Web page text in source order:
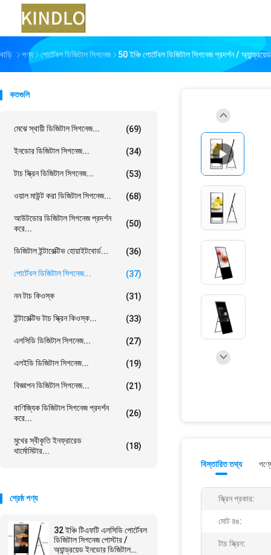
বাড়ি পণ্য পোর্টেবল ডিজিটাল সিগনেজ 50 ইঞ্চি পোর্টেবল ডিজিটাল সিগনেজ প্রদর্শন /
কতগুলি
মেঝে স্থায়ী ডিজিটাল সিগনেজ... (69)
ইনডোর ডিজিটাল সিগনেজ... (34)
টাচ স্ক্রিন ডিজিটাল সিগনেজ... (53)
ওয়াল মাউন্ট করা ডিজিটাল সিগনেজ... (68)
আউটডোর ডিজিটাল সিগনেজ প্রদর্শন
করে...
(50)
ডিজিটাল ইন্টারেক্টিভ হোয়াইটবোর্ড... (36)
পোর্টেবল ডিজিটাল সিগনেজ... (37)
নন টাচ কিওস্ক (31)
ইন্টারেক্টিভ টাচ স্ক্রিন কিওস্ক... (33)
এলসিডি ডিজিটাল সিগনেজ... (27)
এলইডি ডিজিটাল সিগনেজ... (19)
বিজ্ঞাপন ডিজিটাল সিগনেজ... (21)
বাণিজ্যিক ডিজিটাল সিগনেজ প্রদর্শন
করে...
(26)
মুখের স্বীকৃতি ইনফ্রারেড
থার্মোমিটার...
(18)
শ্রেষ্ঠ পণ্য
32 ইঞ্চি টিএফটি এলসিডি পোর্টেবল
ডিজিটাল সিগনেজ পোস্টার /
অ্যান্ড্রয়েড ইনডোর ডিজিটাল
বিস্তারিত তথ্য
স্ক্রিন প্রকার:
মোট রঙ:
টাচ স্ক্রিন: